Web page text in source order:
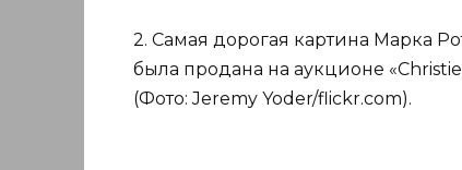
2. Самая дорогая картина Марка
была продана на аукционе
(Фото: Jeremy Yoder/flickr.com).